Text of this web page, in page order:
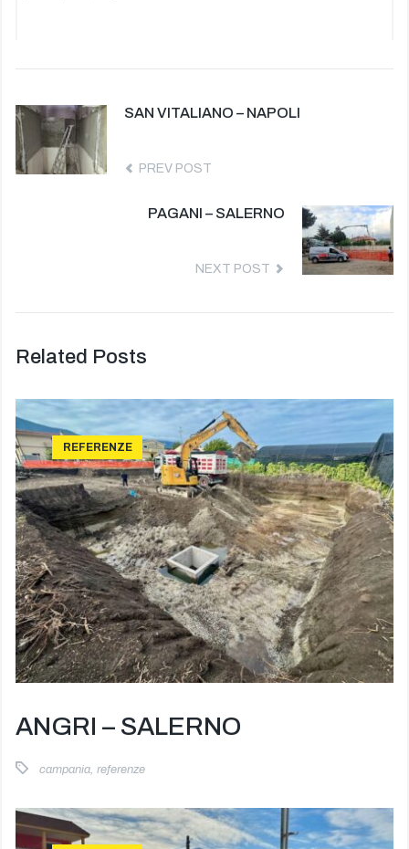
SAN VITALIANO – NAPOLI
PREV POST
PAGANI – SALERNO
NEXT POST
Related Posts
REFERENZE
ANGRI – SALERNO
campania, referenze